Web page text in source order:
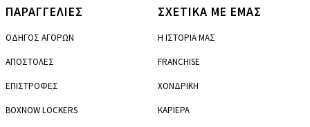
ΠΑΡΑΓΓΕΛΙΕΣ
ΟΔΗΓΟΣ ΑΓΟΡΩΝ
ΑΠΟΣΤΟΛΕΣ
ΕΠΙΣΤΡΟΦΕΣ
BOXNOW LOCKERS
ΣΧΕΤΙΚΑ ΜΕ ΕΜΑΣ
Η ΙΣΤΟΡΙΑ ΜΑΣ
FRANCHISE
ΧΟΝΔΡΙΚΗ
ΚΑΡΙΕΡΑ